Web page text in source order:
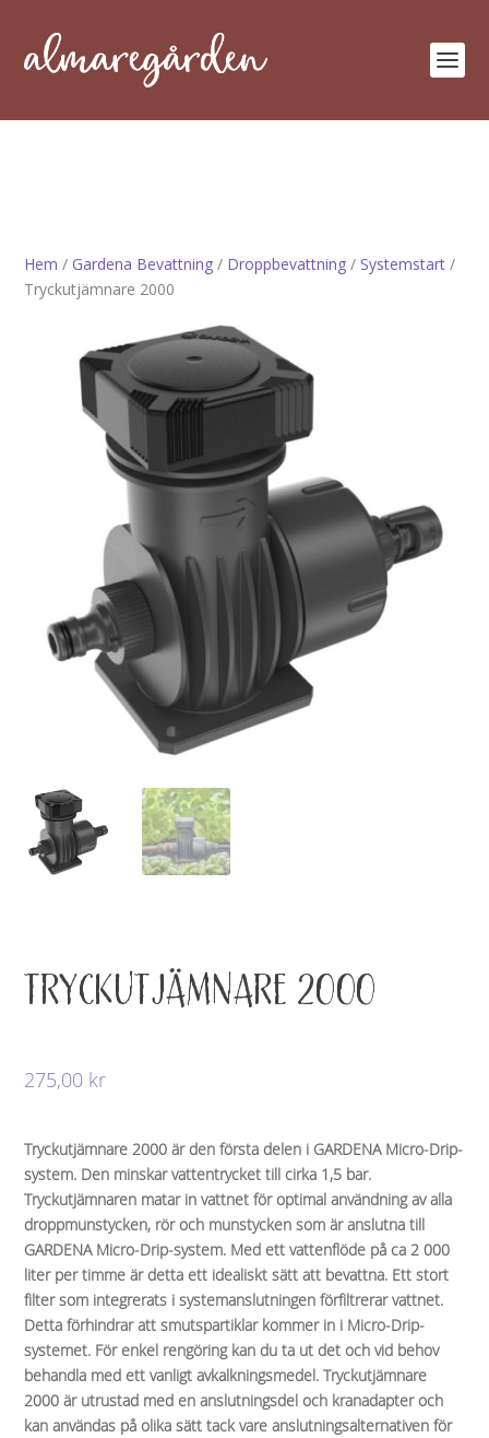
Hem / Gardena Bevattning / Droppbevattning / Systemstart /
Tryckutjämnare 2000
TRYCKUTJÄMNARE 2000
275,00 kr
Tryckutjämnare 2000 är den första delen i GARDENA Micro-Drip-
system. Den minskar vattentrycket till cirka 1,5 bar.
Tryckutjämnaren matar in vattnet för optimal användning av alla
droppmunstycken, rör och munstycken som är anslutna till
GARDENA Micro-Drip-system. Med ett vattenflöde på ca 2 000
liter per timme är detta ett idealiskt sätt att bevattna. Ett stort
filter som integrerats i systemanslutningen förfiltrerar vattnet.
Detta förhindrar att smutspartiklar kommer in i Micro-Drip-
systemet. För enkel rengöring kan du ta ut det och vid behov
behandla med ett vanligt avkalkningsmedel. Tryckutjämnare
2000 är utrustad med en anslutningsdel och kranadapter och
kan användas på olika sätt tack vare anslutningsalternativen för